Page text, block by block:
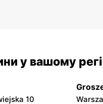
у вашому
10